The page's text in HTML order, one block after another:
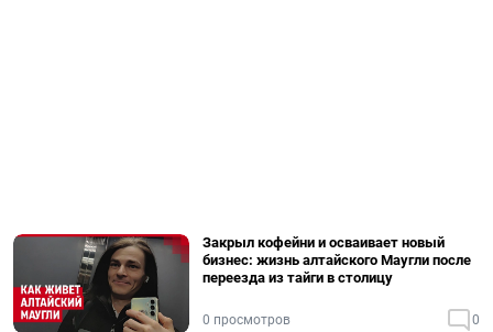
Закрыл кофейни и осваивает новый
бизнес: жизнь алтайского Маугли после
переезда из тайги в столицу
0 просмотров 0